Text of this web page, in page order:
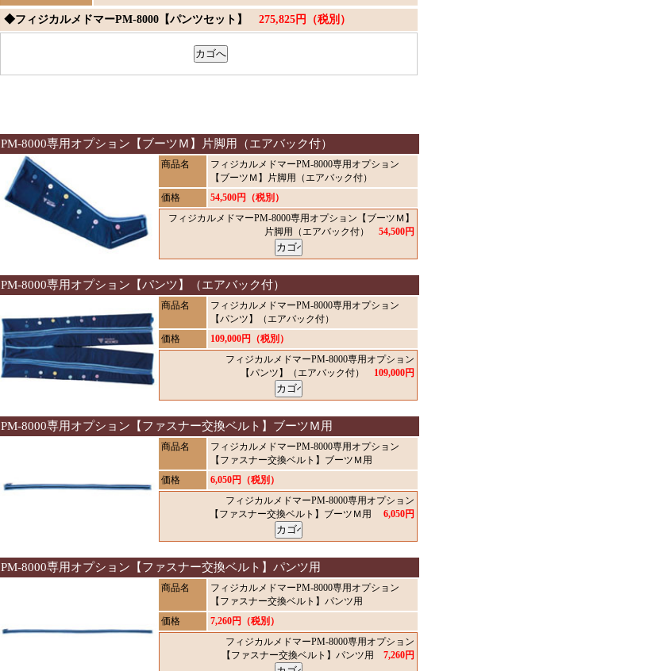
◆フィジカルメドマーPM-8000【パンツセット】 275,825円（税別）
PM-8000専用オプション【ブーツＭ】片脚用（エアバック付）
商品名
フィジカルメドマーPM-8000専用オプション
【ブーツＭ】片脚用（エアバック付）
価格
54,500円（税別）
フィジカルメドマーPM-8000専用オプション【ブーツＭ】
片脚用（エアバック付） 54,500円
PM-8000専用オプション【パンツ】（エアバック付）
商品名
フィジカルメドマーPM-8000専用オプション
【パンツ】（エアバック付）
価格
109,000円（税別）
フィジカルメドマーPM-8000専用オプション
【パンツ】（エアバック付） 109,000円
PM-8000専用オプション【ファスナー交換ベルト】ブーツＭ用
商品名
フィジカルメドマーPM-8000専用オプション
【ファスナー交換ベルト】ブーツＭ用
価格
6,050円（税別）
フィジカルメドマーPM-8000専用オプション
【ファスナー交換ベルト】ブーツＭ用 6,050円
PM-8000専用オプション【ファスナー交換ベルト】パンツ用
商品名
フィジカルメドマーPM-8000専用オプション
【ファスナー交換ベルト】パンツ用
価格
7,260円（税別）
フィジカルメドマーPM-8000専用オプション
【ファスナー交換ベルト】パンツ用 7,260円